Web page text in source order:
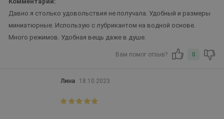
Давно я столько удовольствия не получала. Удобный и размеры
миниатюрные. Использую с лубрикантом на водной основе.
Много режимов. Удобная вещь даже в душе.
Вам помог отзыв? 0
Лина 18.10.2023